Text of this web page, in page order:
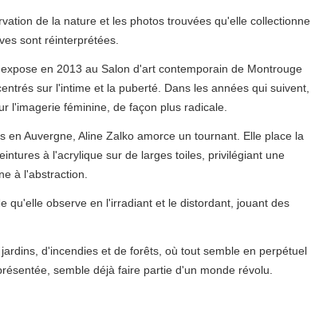
de la nature et les photos trouvées qu'elle collectionne
sont réinterprétées.
en 2013 au Salon d'art contemporain de Montrouge
sur l'intime et la puberté. Dans les années qui suivent,
l'imagerie féminine, de façon plus radicale.
Auvergne, Aline Zalko amorce un tournant. Elle place la
à l'acrylique sur de larges toiles, privilégiant une
à l'abstraction.
qu'elle observe en l'irradiant et le distordant, jouant des
d'incendies et de forêts, où tout semble en perpétuel
semble déjà faire partie d'un monde révolu.